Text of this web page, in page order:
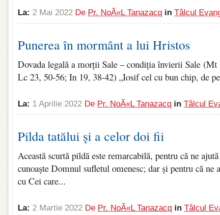
La: 2 Mai 2022 De Pr. NoÃ«l Tanazacq in Tâlcul
Punerea în mormânt a lui Hristos
Dovada legală a morții Sale – condiția învierii Sale
Lc 23, 50-56; In 19, 38-42) „Iosif cel cu bun chip, de
La: 1 Aprilie 2022 De Pr. NoÃ«l Tanazacq in Tâlcul
Pilda tatălui și a celor doi fii
Această scurtă pildă este remarcabilă, pentru că ne
cunoaște Domnul sufletul omenesc; dar și pentru că ne
cu Cei care...
La: 2 Martie 2022 De Pr. NoÃ«l Tanazacq in Tâlcul